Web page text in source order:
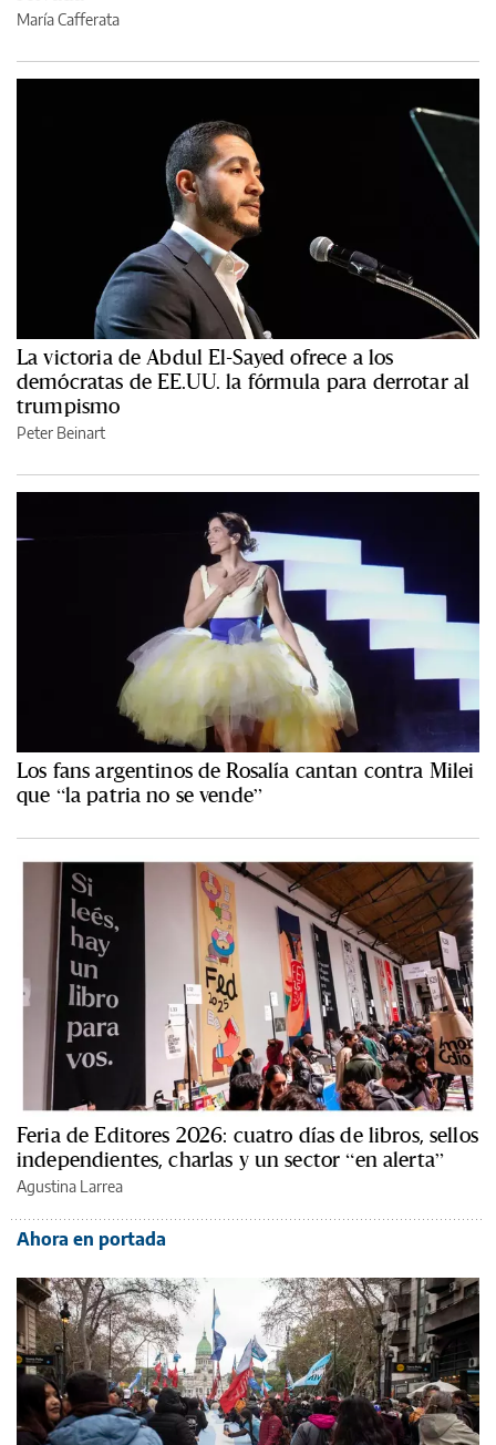
María Cafferata
La victoria de Abdul El-Sayed ofrece a los
demócratas de EE.UU. la fórmula para derrotar al
trumpismo
Peter Beinart
Los fans argentinos de Rosalía cantan contra Milei
que “la patria no se vende”
Feria de Editores 2026: cuatro días de libros, sellos
independientes, charlas y un sector “en alerta”
Agustina Larrea
Ahora en portada